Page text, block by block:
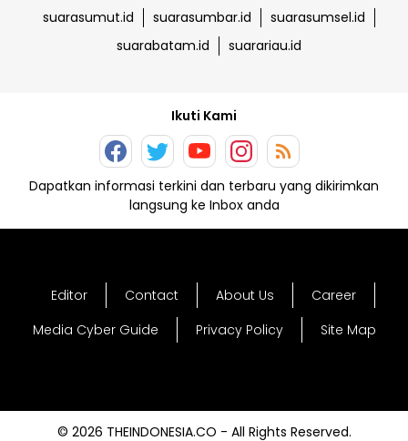
suarasumut.id
suarasumbar.id
suarasumsel.id
suarabatam.id
suarariau.id
Ikuti Kami
Dapatkan informasi terkini dan terbaru yang dikirimkan
langsung ke Inbox anda
Editor Contact About Us
Career
Media Cyber Guide
Privacy Policy Site Map
© 2026 THEINDONESIA.CO - All Rights Reserved.